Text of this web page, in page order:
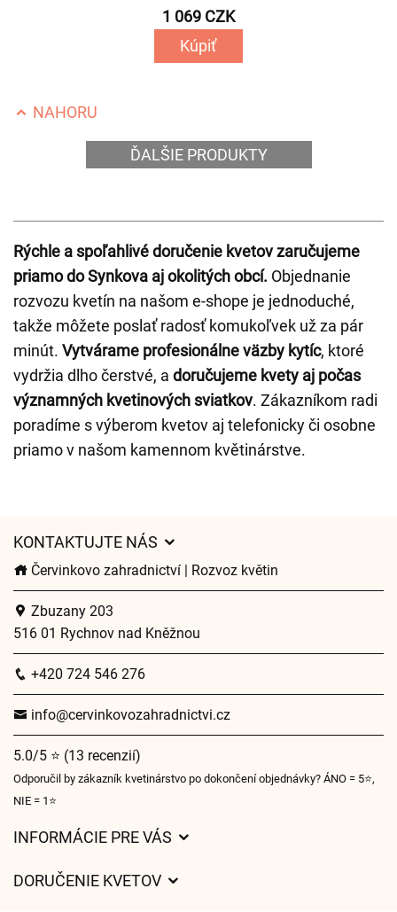
1 069 CZK
Kúpiť
NAHORU
ĎALŠIE PRODUKTY
Rýchle a spoľahlivé doručenie kvetov zaručujeme
priamo do Synkova aj okolitých obcí. Objednanie
rozvozu kvetín na našom e-shope je jednoduché,
takže môžete poslať radosť komukoľvek už za pár
minút. Vytvárame profesionálne väzby kytíc, ktoré
vydržia dlho čerstvé, a doručujeme kvety aj počas
významných kvetinových sviatkov. Zákazníkom radi
poradíme s výberom kvetov aj telefonicky či osobne
priamo v našom kamennom květinárstve.
KONTAKTUJTE NÁS
Červinkovo zahradnictví | Rozvoz květin
Zbuzany 203
516 01 Rychnov nad Kněžnou
+420 724 546 276
info@cervinkovozahradnictvi.cz
5.0/5 ⭐ (13 recenzií)
Odporučil by zákazník kvetinárstvo po dokončení objednávky? ÁNO = 5⭐,
NIE = 1⭐
INFORMÁCIE PRE VÁS
DORUČENIE KVETOV